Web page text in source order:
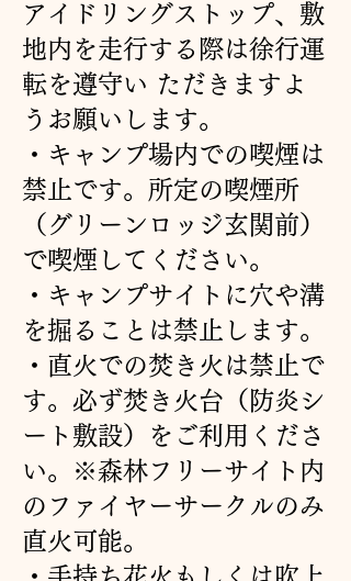
アイドリングストップ、敷
地内を走行する際は徐行運
転を遵守い ただきますよ
うお願いします。
・キャンプ場内での喫煙は
禁止です。所定の喫煙所
（グリーンロッジ玄関前）
で喫煙してください。
・キャンプサイトに穴や溝
を掘ることは禁止します。
・直火での焚き火は禁止で
す。必ず焚き火台（防炎シ
ート敷設）をご利用くださ
い。※森林フリーサイト内
のファイヤーサークルのみ
直火可能。